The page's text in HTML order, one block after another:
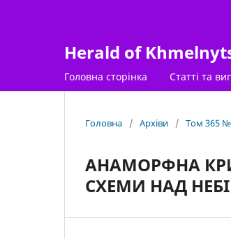
Herald of
Головна сторінка Статті та
Головна / Архіви / Том 365 №
АНАМОРФНА
СХЕМИ НАД